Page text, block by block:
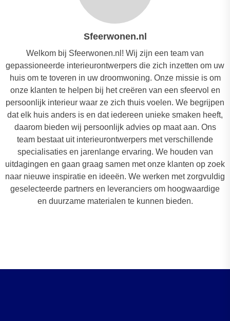
Sfeerwonen.nl
Welkom bij Sfeerwonen.nl! Wij zijn een team van
gepassioneerde interieurontwerpers die zich inzetten om uw
huis om te toveren in uw droomwoning. Onze missie is om
onze klanten te helpen bij het creëren van een sfeervol en
persoonlijk interieur waar ze zich thuis voelen. We begrijpen
dat elk huis anders is en dat iedereen unieke smaken heeft,
daarom bieden wij persoonlijk advies op maat aan. Ons
team bestaat uit interieurontwerpers met verschillende
specialisaties en jarenlange ervaring. We houden van
uitdagingen en gaan graag samen met onze klanten op zoek
naar nieuwe inspiratie en ideeën. We werken met zorgvuldig
geselecteerde partners en leveranciers om hoogwaardige
en duurzame materialen te kunnen bieden.